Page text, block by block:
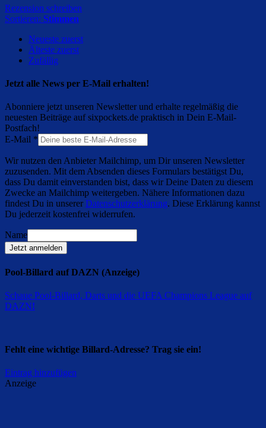
Rezension schreiben
Sortieren: Stimmen
Neueste zuerst
Älteste zuerst
Zufällig
Jetzt alle News per E-Mail erhalten!
Abonniere jetzt unseren Newsletter und erhalte regelmäßig die
neuesten Beiträge auf sixpockets.de praktisch in Dein E-Mail-
Postfach!
E-Mail *
Wir nutzen den Anbieter Mailchimp, um Dir unseren Newsletter
zuzusenden. Mit dem Absenden dieses Formulars bestätigst Du,
dass Du damit einverstanden bist, dass wir Deine Daten zu diesem
Zwecke an Mailchimp weitergeben. Nähere Informationen dazu
findest Du in unsererDatenschutzerklärung. Diese Erklärung kannst
Du jederzeit kostenfrei widerrufen.
Name
Jetzt anmelden
Pool-Billard auf DAZN (Anzeige)
Schaue Pool-Billard, Darts und die UEFA Champions League auf
DAZN!
Fehlt eine wichtige Billard-Adresse? Trag sie ein!
Eintrag hinzufügen
Anzeige